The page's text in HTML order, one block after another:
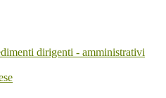
dirigenti - amministrativi